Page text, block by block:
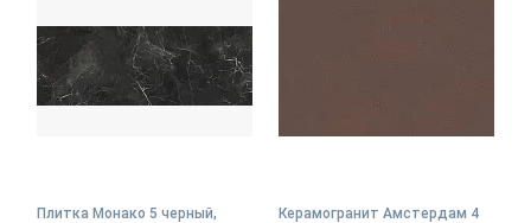
Плитка Монако 5 черный,
Керамогранит Амстердам 4